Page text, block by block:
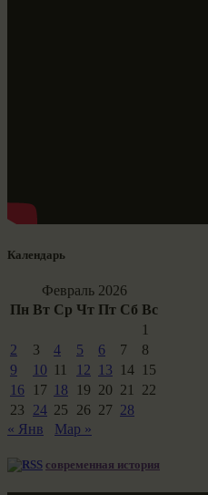
Календарь
Февраль 2026
Пн Вт Ср Чт Пт Сб Вс
1
2
3 4 5 6 7
8
9
10 11 12 13 14 15
16
17 18 19 20 21
22
23
24 25 26 27 28
« Янв
Мар »
современная история